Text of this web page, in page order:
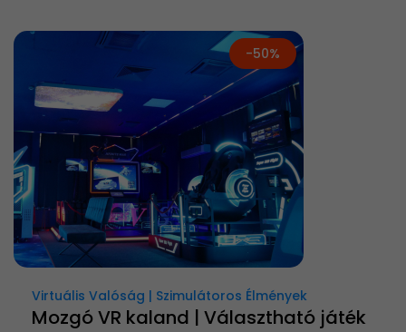
-50%
Virtuális Valóság | Szimulátoros Élmények
Mozgó VR kaland | Választható játék